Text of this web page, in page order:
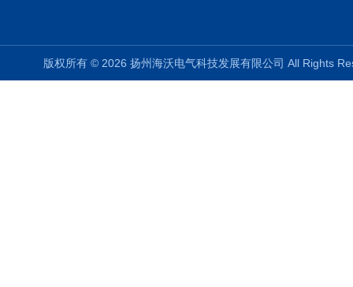
版权所有 © 2026 扬州海沃电气科技发展有限公司 All